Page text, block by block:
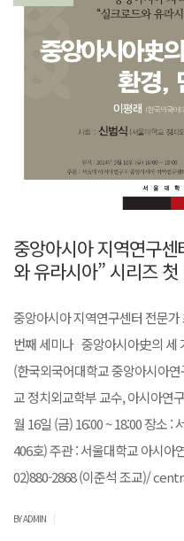
중앙아시아 지역연구
와 유라시아” 시리즈
중앙아시아 지역연구센터 전문
번째 세미나 중앙아시아史의 세
(한국외국어대학교 중앙아시아
교 정치외교학부 교수, 아시아연
월 16일 (금) 16:00 ~ 18:00 장소 :
406호) 주관 : 서울대학교 아시아
02)880-2868 (이준석 조교)/
BY ADMIN